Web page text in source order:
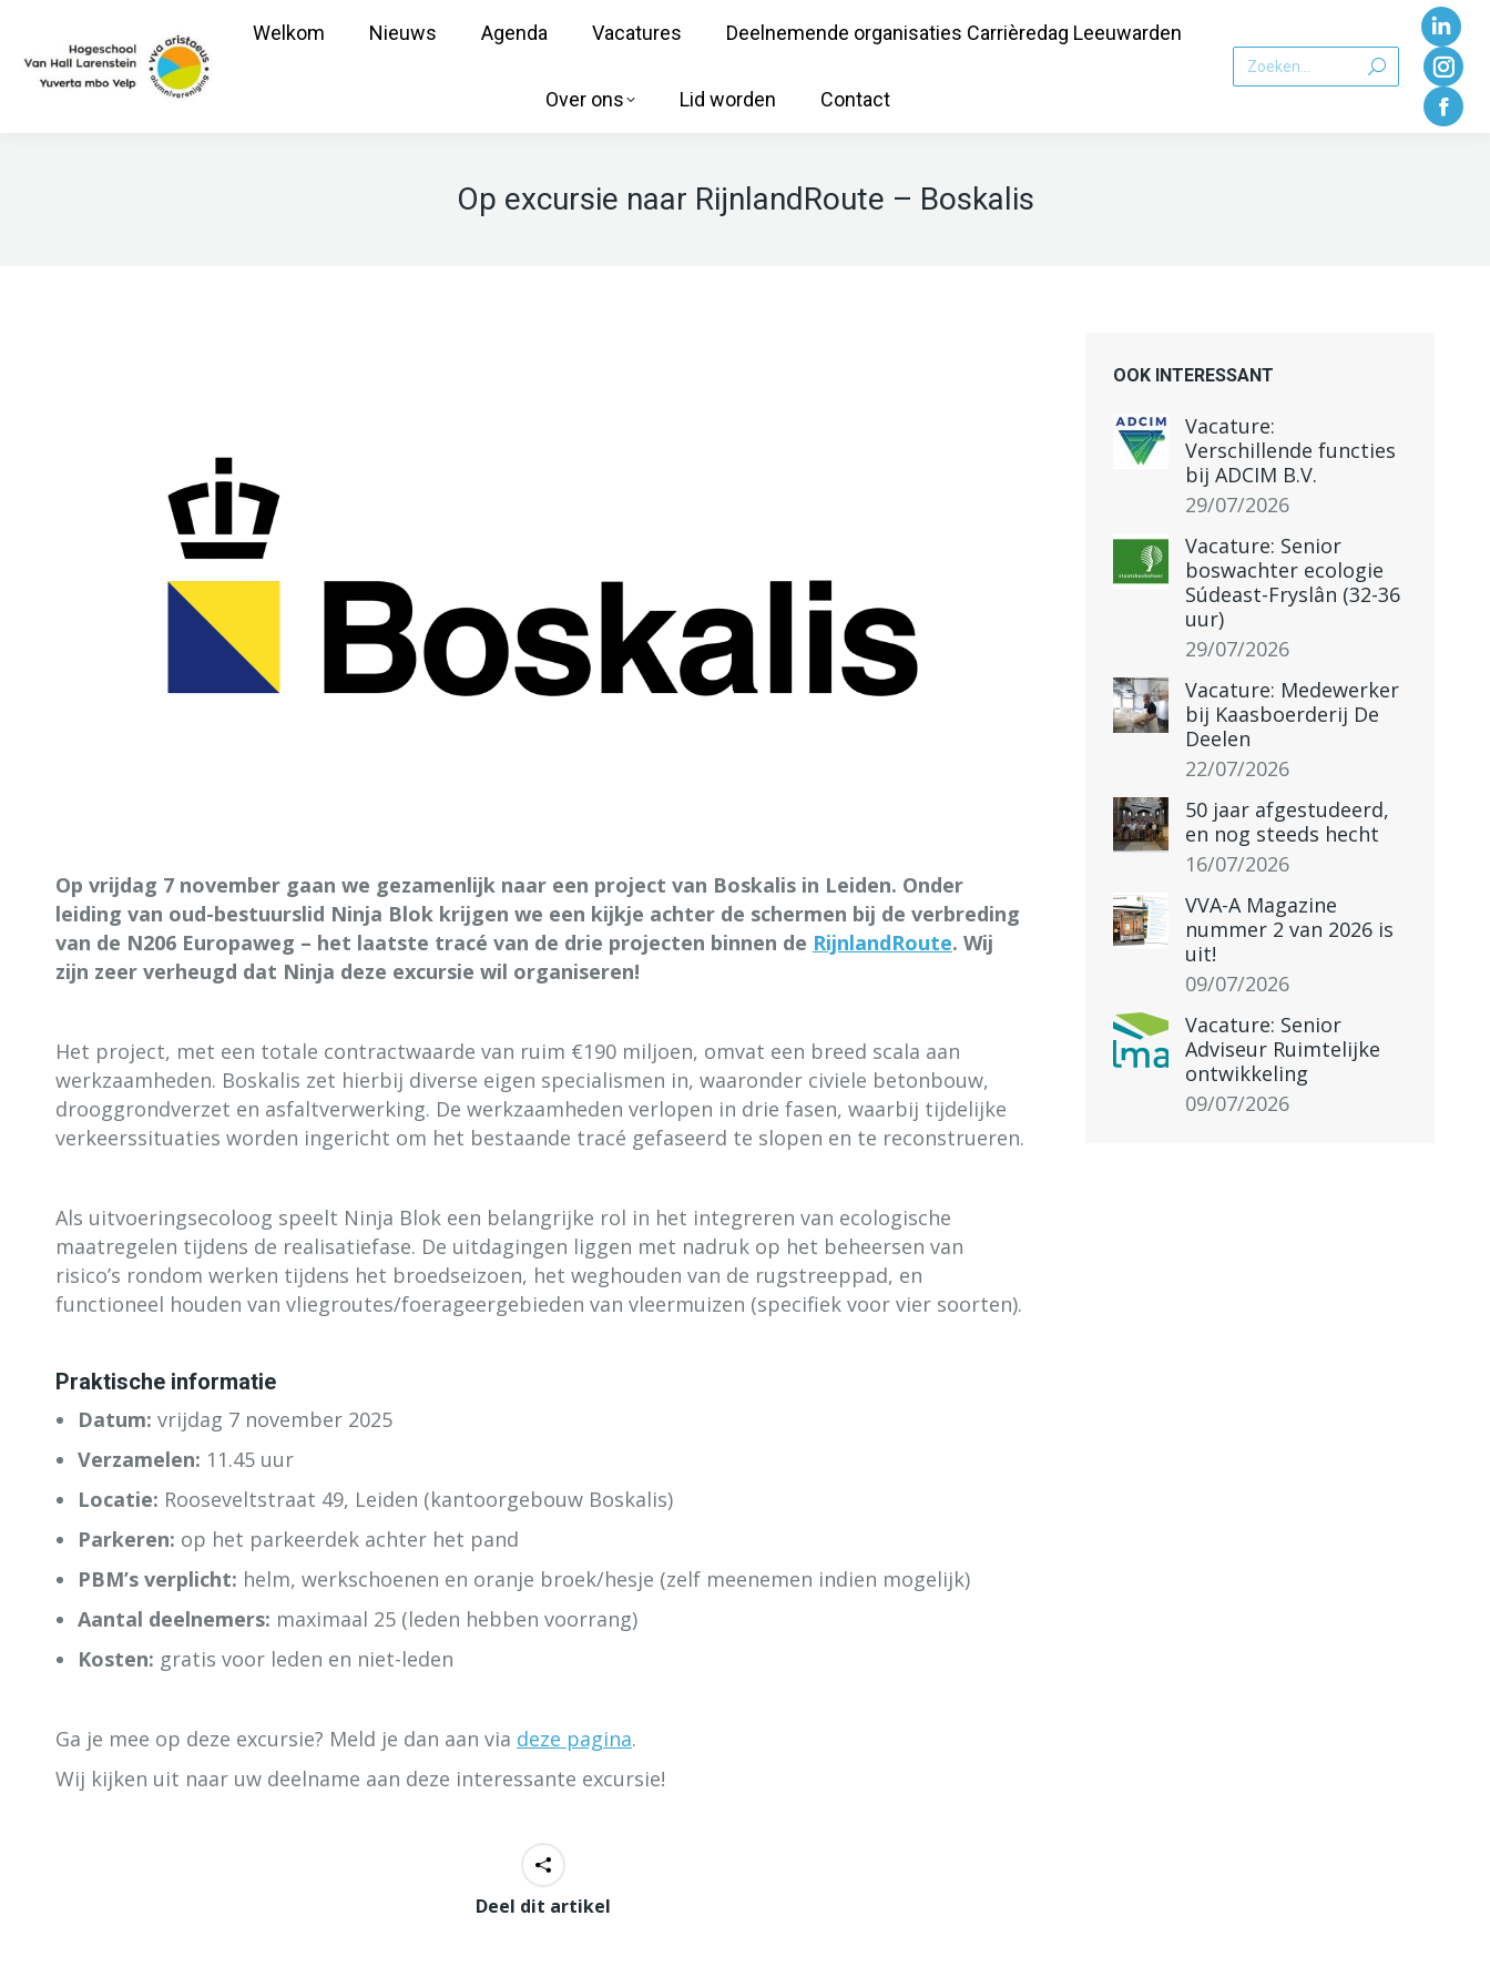
Welkom Nieuws Agenda Vacatures Deelnemende organisaties Carrièredag Leeuwarden
Over ons Lid worden Contact
Zoeken:
Op excursie naar RijnlandRoute – Boskalis
Op vrijdag 7 november gaan we gezamenlijk naar een project van Boskalis in Leiden. Onder
leiding van oud-bestuurslid Ninja Blok krijgen we een kijkje achter de schermen bij de verbreding
van de N206 Europaweg – het laatste tracé van de drie projecten binnen de RijnlandRoute. Wij
zijn zeer verheugd dat Ninja deze excursie wil organiseren!
Het project, met een totale contractwaarde van ruim €190 miljoen, omvat een breed scala aan
werkzaamheden. Boskalis zet hierbij diverse eigen specialismen in, waaronder civiele betonbouw,
drooggrondverzet en asfaltverwerking. De werkzaamheden verlopen in drie fasen, waarbij tijdelijke
verkeerssituaties worden ingericht om het bestaande tracé gefaseerd te slopen en te reconstrueren.
Als uitvoeringsecoloog speelt Ninja Blok een belangrijke rol in het integreren van ecologische
maatregelen tijdens de realisatiefase. De uitdagingen liggen met nadruk op het beheersen van
risico’s rondom werken tijdens het broedseizoen, het weghouden van de rugstreeppad, en
functioneel houden van vliegroutes/foerageergebieden van vleermuizen (specifiek voor vier soorten).
Praktische informatie
Datum: vrijdag 7 november 2025
Verzamelen: 11.45 uur
Locatie: Rooseveltstraat 49, Leiden (kantoorgebouw Boskalis)
Parkeren: op het parkeerdek achter het pand
PBM’s verplicht: helm, werkschoenen en oranje broek/hesje (zelf meenemen indien mogelijk)
Aantal deelnemers: maximaal 25 (leden hebben voorrang)
Kosten: gratis voor leden en niet-leden
Ga je mee op deze excursie? Meld je dan aan via deze pagina.
Wij kijken uit naar uw deelname aan deze interessante excursie!
Deel dit artikel
OOK INTERESSANT
Vacature:
Verschillende functies
bij ADCIM B.V.
29/07/2026
Vacature: Senior
boswachter ecologie
Súdeast-Fryslân (32-36
uur)
29/07/2026
Vacature: Medewerker
bij Kaasboerderij De
Deelen
22/07/2026
50 jaar afgestudeerd,
en nog steeds hecht
16/07/2026
VVA-A Magazine
nummer 2 van 2026 is
uit!
09/07/2026
Vacature: Senior
Adviseur Ruimtelijke
ontwikkeling
09/07/2026